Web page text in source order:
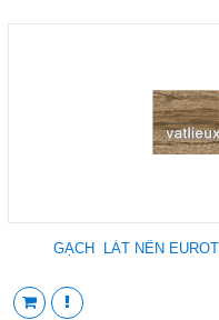
GẠCH LÁT NỀN